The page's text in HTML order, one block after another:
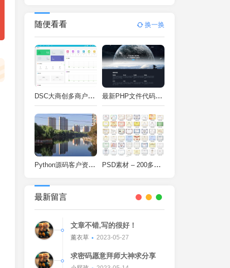
随便看看 换一换
DSC大商创多商户电商系统完整部署教程（附PHP7.4/PHP8兼容修复方案） 最新PHP文件代码加密系统 在线PHP加密系统 全开源 亲测可用
Python源码客户资料管理系统V2.2一键运行 PSD素材 – 200多种类型证书PSD源码
最新留言
文章不错,写的很好！
薰衣草 2023-05-27
求密码愿意拜师大神求分享